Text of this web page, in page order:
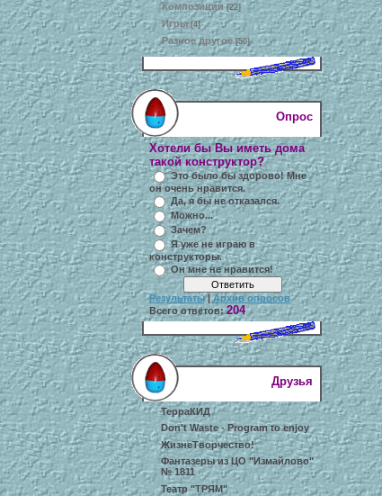
Композиции [22]
Игры [4]
Разное другое [50]
Опрос
Хотели бы Вы иметь дома
такой конструктор?
Это было бы здорово! Мне
он очень нравится.
Да, я бы не отказался.
Можно...
Зачем?
Я уже не играю в
конструкторы.
Он мне не нравится!
Результаты|Архив опросов
Всего ответов:204
Друзья
ТерраКИД
Don't Waste - Program to enjoy
ЖизнеТворчество!
Фантазеры из ЦО "Измайлово"
№ 1811
Театр "ТРЯМ"